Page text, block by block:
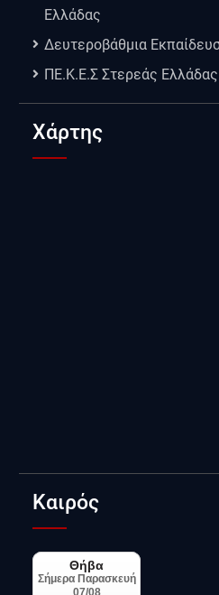
Ελλάδας
Δευτεροβάθμια
ΠΕ.Κ.Ε.Σ Στερεάς Ελλάδας
Χάρτης
Καιρός